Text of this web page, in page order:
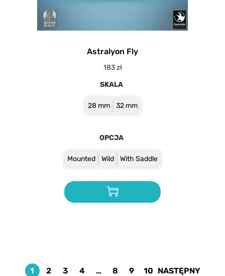
Astralyon Fly
183zł
SKALA
28 mm 32 mm
OPCJA
Mounted Wild With Saddle
1 2 3 4 … 8 9 10 NASTĘPNY